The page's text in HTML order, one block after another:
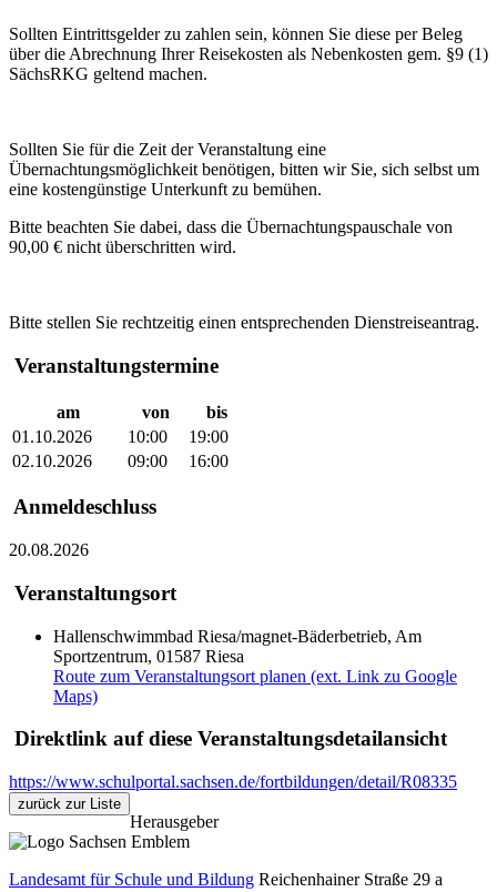
Sollten Eintrittsgelder zu zahlen sein, können Sie diese per Beleg
über die Abrechnung Ihrer Reisekosten als Nebenkosten gem. §9 (1)
SächsRKG geltend machen.
Sollten Sie für die Zeit der Veranstaltung eine
Übernachtungsmöglichkeit benötigen, bitten wir Sie, sich selbst um
eine kostengünstige Unterkunft zu bemühen.
Bitte beachten Sie dabei, dass die Übernachtungspauschale von
90,00 € nicht überschritten wird.
Bitte stellen Sie rechtzeitig einen entsprechenden Dienstreiseantrag.
Veranstaltungstermine
am von
bis
01.10.2026
10:00
19:00
02.10.2026
09:00 16:00
Anmeldeschluss
20.08.2026
Veranstaltungsort
Hallenschwimmbad Riesa/magnet-Bäderbetrieb, Am
Sportzentrum, 01587 Riesa
Route zum Veranstaltungsort planen (ext. Link zu Google
Maps)
Direktlink auf diese Veranstaltungsdetailansicht
https://www.schulportal.sachsen.de/fortbildungen/detail/R08335
zurück zur Liste
Herausgeber
Landesamt für Schule und Bildung Reichenhainer Straße 29 a